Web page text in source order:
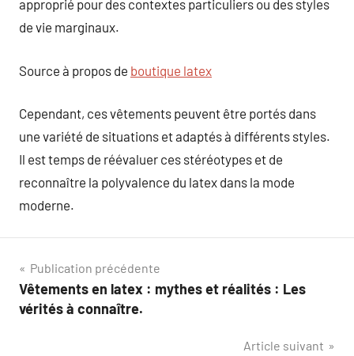
approprié pour des contextes particuliers ou des styles
de vie marginaux.
Source à propos de boutique latex
Cependant, ces vêtements peuvent être portés dans
une variété de situations et adaptés à différents styles.
Il est temps de réévaluer ces stéréotypes et de
reconnaître la polyvalence du latex dans la mode
moderne.
Navigation
de
Publication précédente
Vêtements en latex : mythes et réalités : Les
vérités à connaître.
Article suivant